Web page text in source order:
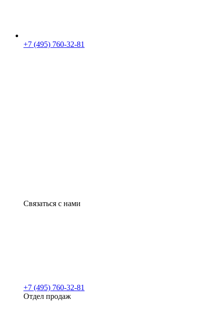
+7 (495) 760-32-81
Связаться с нами
+7 (495) 760-32-81
Отдел продаж